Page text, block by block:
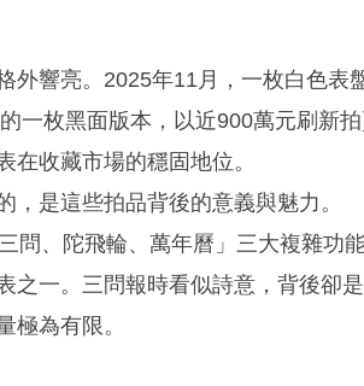
外響亮。2025年11月，一枚白色表
一枚黑面版本，以近900萬元刷新
在收藏市場的穩固地位。
是這些拍品背後的意義與魅力。
問、陀飛輪、萬年曆」三大複雜功
之一。三問報時看似詩意，背後卻
極為有限。